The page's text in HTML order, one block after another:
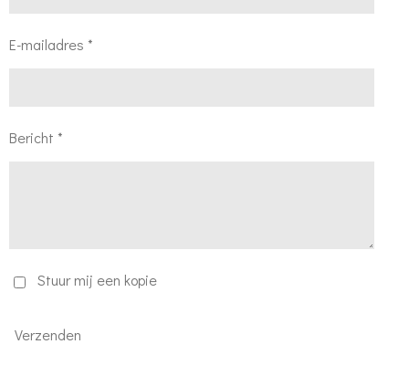
E-mailadres *
Bericht *
Stuur mij een kopie
Verzenden